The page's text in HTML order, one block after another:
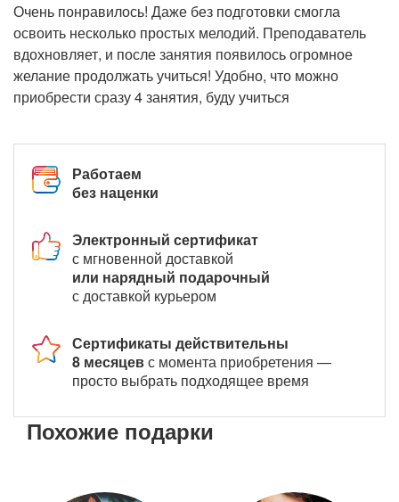
Очень понравилось! Даже без подготовки смогла
освоить несколько простых мелодий. Преподаватель
вдохновляет, и после занятия появилось огромное
желание продолжать учиться! Удобно, что можно
приобрести сразу 4 занятия, буду учиться
Работаем
без наценки
Электронный сертификат
с мгновенной доставкой
или нарядный подарочный
с доставкой курьером
Сертификаты действительны
8 месяцевс момента приобретения —
просто выбрать подходящее время
Похожие подарки